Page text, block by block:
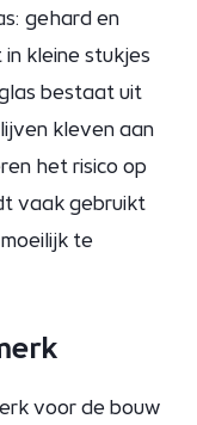
gehard en
kleine stukjes
bestaat uit
kleven aan
het risico op
vaak gebruikt
te
voor de bouw